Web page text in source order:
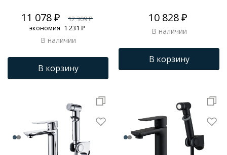
11 078 ₽
12 309 ₽
экономия 1 231 ₽
В наличии
В корзину
10 828 ₽
В наличии
В корзину